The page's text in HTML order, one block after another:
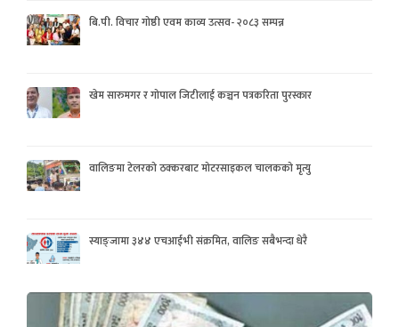
बि.पी. विचार गोष्ठी एवम काव्य उत्सव- २०८३ सम्पन्न
खेम सारुमगर र गोपाल जिटीलाई कञ्चन पत्रकरिता पुरस्कार
वालिङमा टेलरको ठक्करबाट मोटरसाइकल चालकको मृत्यु
स्याङ्जामा ३४४ एचआईभी संक्रमित, वालिङ सबैभन्दा धेरै